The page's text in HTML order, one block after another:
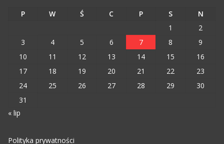
P W Ś C P S
N
1
2
3
4 5 6 7 8
9
10
11 12 13 14 15
16
17
18 19 20 21 22
23
24
25 26 27 28 29
30
31
« lip
Polityka prywatności